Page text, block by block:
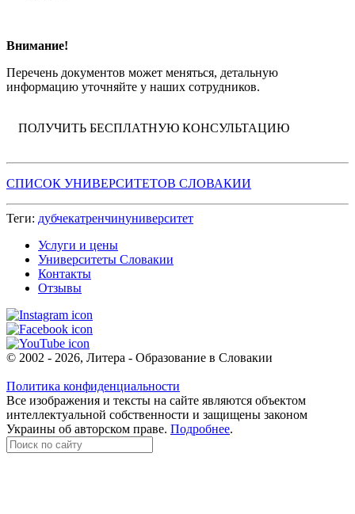
Внимание!
Перечень документов может меняться, детальную
информацию уточняйте у наших сотрудников.
ПОЛУЧИТЬ БЕСПЛАТНУЮ КОНСУЛЬТАЦИЮ
СПИСОК УНИВЕРСИТЕТОВ СЛОВАКИИ
Теги: дубчекатренчинуниверситет
Услуги и цены
Университеты Словакии
Контакты
Отзывы
© 2002 - 2026, Литера - Образование в Словакии
Политика конфиденциальности
Все изображения и тексты на сайте являются объектом
интеллектуальной собственности и защищены законом
Украины об авторском праве. Подробнее.